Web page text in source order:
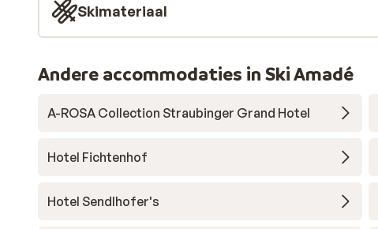
Skimateriaal
Andere accommodaties in Ski Amadé
A-ROSA Collection Straubinger Grand Hotel
Hotel Fichtenhof
Hotel Sendlhofer's